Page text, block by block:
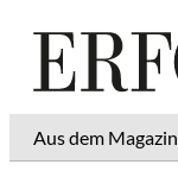
Aus dem Magazin